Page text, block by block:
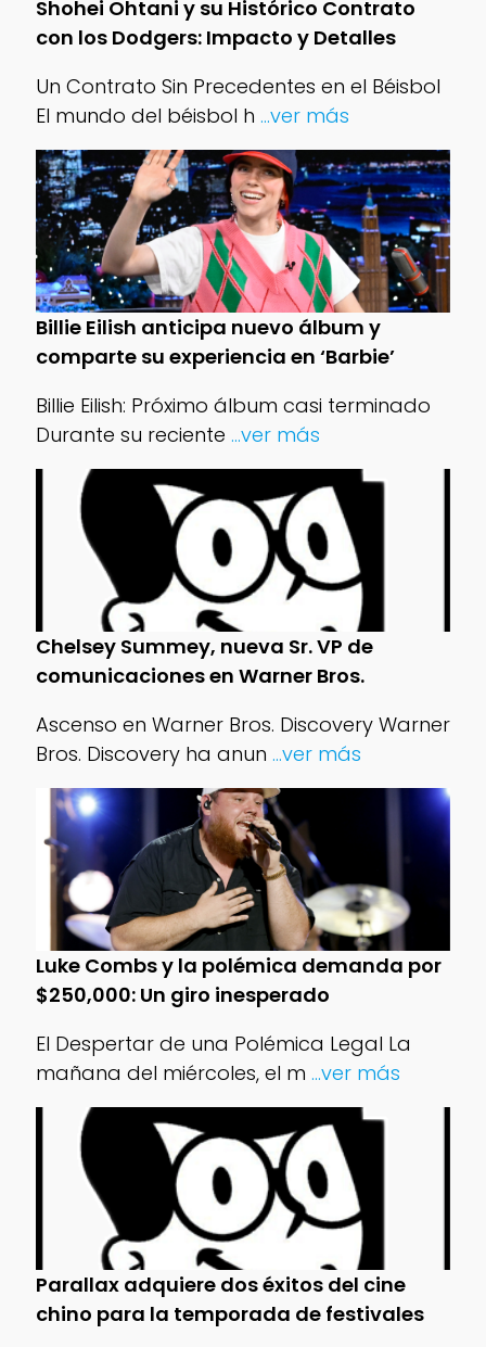
Shohei Ohtani y su Histórico Contrato
con los Dodgers: Impacto y Detalles
Un Contrato Sin Precedentes en el Béisbol
El mundo del béisbol h ...ver más
Billie Eilish anticipa nuevo álbum y
comparte su experiencia en ‘Barbie’
Billie Eilish: Próximo álbum casi terminado
Durante su reciente ...ver más
Chelsey Summey, nueva Sr. VP de
comunicaciones en Warner Bros.
Ascenso en Warner Bros. Discovery Warner
Bros. Discovery ha anun ...ver más
Luke Combs y la polémica demanda por
$250,000: Un giro inesperado
El Despertar de una Polémica Legal La
mañana del miércoles, el m ...ver más
Parallax adquiere dos éxitos del cine
chino para la temporada de festivales